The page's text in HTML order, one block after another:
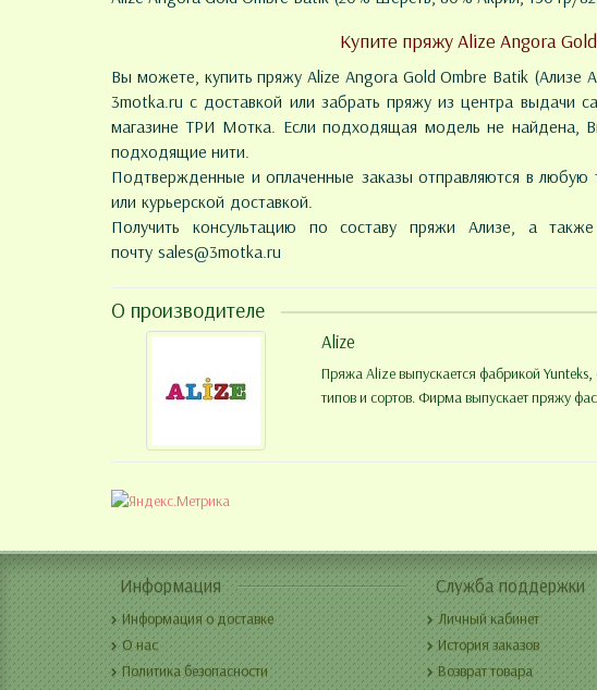
Купите пряжу Alize Angora
Вы можете, купить пряжу Alize Angora Gold Ombre Batik (Ализе
3motka.ru с доставкой или забрать пряжу из центра выдачи
магазине ТРИ Мотка. Если подходящая модель не найдена,
подходящие нити.
Подтвержденные и оплаченные заказы отправляются в
или курьерской доставкой.
Получить консультацию по составу пряжи Ализе, а
почту sales@3motka.ru
О производителе
Alize
Пряжа Alize выпускается фабрикой
типов и сортов. Фирма выпускает пряжу
Информация
Информация о доставке
О нас
Политика безопасности
Служба поддержки
Личный кабинет
История заказов
Возврат товара